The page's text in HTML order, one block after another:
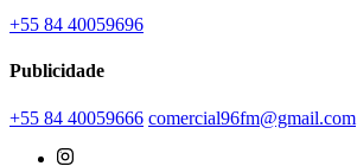
+55 84 40059696
Publicidade
+55 84 40059666 comercial96fm@gmail.com